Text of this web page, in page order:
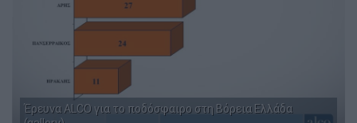
Έρευνα ALCO για το ποδόσφαιρο στη Βόρεια Ελλάδα